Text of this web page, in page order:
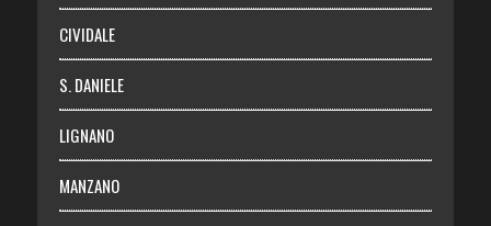
CIVIDALE
S. DANIELE
LIGNANO
MANZANO